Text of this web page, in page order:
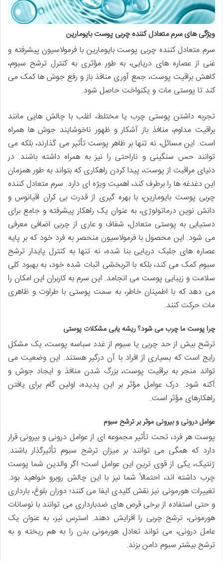
ویژگی های سرم متعادل کننده چربی پوست بایومارین
سرم متعادل کننده چربی پوست بایومارین با فرمولاسیون پیشرفته و
غنی از عصاره های دریایی، به طور مؤثری به کنترل ترشح سبوم،
کاهش براقیت پوست، جمع آوری منافذ باز و رفع جوش ها کمک می
کند تا پوستی مات و یکنواخت حاصل شود.
تجربه داشتن پوستی چرب یا مختلط، اغلب با چالش هایی مانند
براقیت مداوم، منافذ باز آشکار و ظهور ناخوشایند جوش ها همراه
است. این مسائل، نه تنها بر ظاهر پوست تأثیر می گذارند، بلکه می
توانند حس سنگینی و ناراحتی را نیز به همراه داشته باشند. در
دنیای مراقبت از پوست، پیدا کردن راهکاری که بتواند به طور همزمان
این دغدغه ها را برطرف کند، اهمیت ویژه ای دارد. سرم متعادل کننده
چربی پوست بایومارین، با بهره گیری از قدرت بی کران اقیانوس و
دانش نوین درماتولوژی، به عنوان یک راهکار پیشرفته و جامع برای
دستیابی به پوستی متعادل، شفاف و عاری از چربی اضافی معرفی
می شود. این محصول با فرمولاسیون منحصر به فرد خود که بر پایه
عصاره های جلبک دریایی بنا شده، نه تنها به کنترل پایدار ترشح
سبوم کمک می کند، بلکه با اثربخشی اثبات شده خود، به بهبود کلی
سلامت و زیبایی پوست می انجامد. این سرم به کاربران این امکان را
می دهد که با اطمینان خاطر، به سمت پوستی با طراوت و ظاهری
مات حرکت کنند.
چرا پوست ما چرب می شود؟ ریشه یابی مشکلات پوستی
ترشح بیش از حد چربی یا سبوم از غدد سباسه پوست، یک مشکل
رایج است که بسیاری از افراد با آن درگیر هستند. این وضعیت می
تواند منجر به براقیت پوست، بزرگ شدن منافذ و ایجاد جوش و
آکنه شود. درک عوامل مؤثر بر این پدیده، اولین گام برای یافتن
راهکارهای مؤثر است.
عوامل درونی و بیرونی موثر بر ترشح سبوم
پوست هر فرد، تحت تأثیر مجموعه ای از عوامل درونی و بیرونی قرار
دارد که همگی می توانند بر میزان ترشح سبوم تأثیرگذار باشند.
ژنتیک، یکی از قوی ترین این عوامل است؛ اگر والدین شما پوست
چرب داشته اند، احتمالاً شما نیز با این چالش روبرو خواهید بود.
تغییرات هورمونی نیز نقش کلیدی ایفا می کنند؛ دوران بلوغ، بارداری
و حتی استفاده از برخی قرص های ضدبارداری می توانند با نوسانات
هورمونی، ترشح چربی را افزایش دهند. استرس نیز، به عنوان یک
عامل درونی، می تواند تعادل هورمونی بدن را به هم ریخته و به
ترشح بیشتر سبوم دامن بزند.